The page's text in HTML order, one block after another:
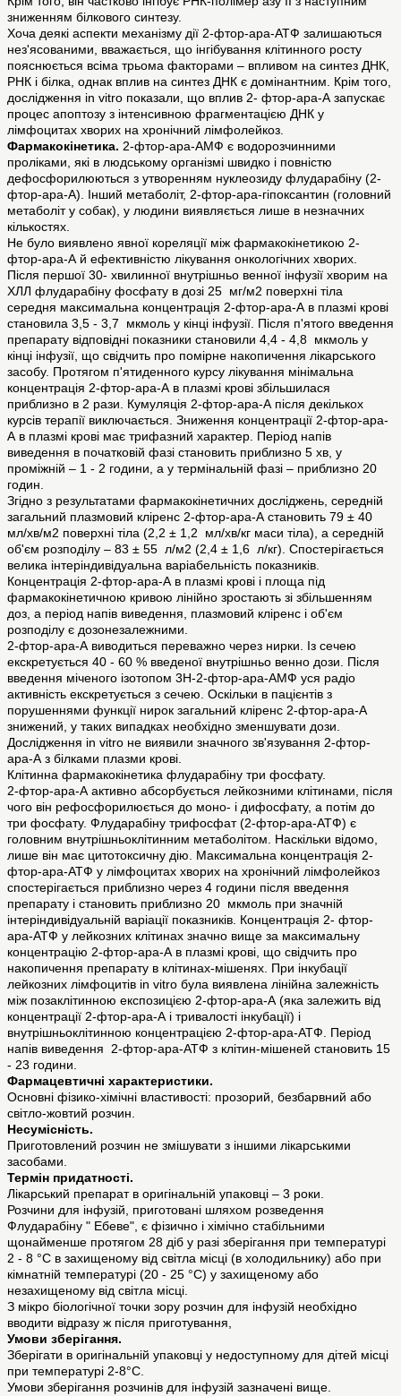
зниженням білкового синтезу.
Хоча деякі аспекти механізму дії 2-фтор-ара-АТФ залишаються
нез'ясованими, вважається, що інгібування клітинного росту
пояснюється всіма трьома факторами – впливом на синтез ДНК,
РНК і білка, однак вплив на синтез ДНК є домінантним. Крім того,
дослідження in vitro показали, що вплив 2‑ фтор-ара-А запускає
процес апоптозу з інтенсивною фрагментацією ДНК у
лімфоцитах хворих на хронічний лімфолейкоз.
Фармакокінетика. 2-фтор-ара-АМФ є водорозчинними
проліками, які в людському організмі швидко і повністю
дефосфорилюються з утворенням нуклеозиду флударабіну (2-
фтор-ара-А). Інший метаболіт, 2-фтор-ара-гіпоксантин (головний
метаболіт у собак), у людини виявляється лише в незначних
кількостях.
Не було виявлено явної кореляції між фармакокінетикою 2-
фтор-ара-А й ефективністю лікування онкологічних хворих.
Після першої 30‑ хвилинної внутрішньо венної інфузії хворим на
ХЛЛ флударабіну фосфату в дозі 25 мг/м2 поверхні тіла
середня максимальна концентрація 2-фтор-ара-А в плазмі крові
становила 3,5 - 3,7 мкмоль у кінці інфузії. Після п'ятого введення
препарату відповідні показники становили 4,4 - 4,8 мкмоль у
кінці інфузії, що свідчить про помірне накопичення лікарського
засобу. Протягом п'ятиденного курсу лікування мінімальна
концентрація 2-фтор-ара-А в плазмі крові збільшилася
приблизно в 2 рази. Кумуляція 2-фтор-ара-А після декількох
курсів терапії виключається. Зниження концентрації 2-фтор-ара-
А в плазмі крові має трифазний характер. Період напів
виведення в початковій фазі становить приблизно 5 хв, у
проміжній – 1 - 2 години, а у термінальній фазі – приблизно 20
годин.
Згідно з результатами фармакокінетичних досліджень, середній
загальний плазмовий кліренс 2-фтор-ара-А становить 79 ± 40
мл/хв/м2 поверхні тіла (2,2 ± 1,2 мл/хв/кг маси тіла), а середній
об'єм розподілу – 83 ± 55 л/м2 (2,4 ± 1,6 л/кг). Спостерігається
велика інтеріндивідуальна варіабельність показників.
Концентрація 2-фтор-ара-А в плазмі крові і площа під
фармакокінетичною кривою лінійно зростають зі збільшенням
доз, а період напів виведення, плазмовий кліренс і об'єм
розподілу є дозонезалежними.
2-фтор-ара-А виводиться переважно через нирки. Із сечею
екскретується 40 - 60 % введеної внутрішньо венно дози. Після
введення міченого ізотопом 3H-2-фтор-ара-АМФ уся радіо
активність екскретується з сечею. Оскільки в пацієнтів з
порушеннями функції нирок загальний кліренс 2-фтор-ара-А
знижений, у таких випадках необхідно зменшувати дози.
Дослідження in vitro не виявили значного зв'язування 2-фтор-
ара-А з білками плазми крові.
Клітинна фармакокінетика флударабіну три фосфату.
2-фтор-ара-А активно абсорбується лейкозними клітинами, після
чого він рефосфорилюється до моно- і дифосфату, а потім до
три фосфату. Флударабіну трифосфат (2-фтор-ара-АТФ) є
головним внутрішньоклітинним метаболітом. Наскільки відомо,
лише він має цитотоксичну дію. Максимальна концентрація 2-
фтор-ара-АТФ у лімфоцитах хворих на хронічний лімфолейкоз
спостерігається приблизно через 4 години після введення
препарату і становить приблизно 20 мкмоль при значній
інтеріндивідуальній варіації показників. Концентрація 2‑ фтор-
ара-АТФ у лейкозних клітинах значно вище за максимальну
концентрацію 2-фтор-ара-А в плазмі крові, що свідчить про
накопичення препарату в клітинах-мішенях. При інкубації
лейкозних лімфоцитів in vitro була виявлена лінійна залежність
між позаклітинною експозицією 2-фтор-ара-А (яка залежить від
концентрації 2-фтор-ара-А і тривалості інкубації) і
внутрішньоклітинною концентрацією 2-фтор-ара-АТФ. Період
напів виведення 2-фтор-ара-АТФ з клітин-мішеней становить 15
- 23 години.
Фармацевтичні характеристики.
Основні фізико-хімічні властивості: прозорий, безбарвний або
світло-жовтий розчин.
Несумісність.
Приготовлений розчин не змішувати з іншими лікарськими
засобами.
Термін придатності.
Лікарський препарат в оригінальній упаковці – 3 роки.
Розчини для інфузій, приготовані шляхом розведення
Флударабіну " Ебеве", є фізично і хімічно стабільними
щонайменше протягом 28 діб у разі зберігання при температурі
2 - 8 °C в захищеному від світла місці (в холодильнику) або при
кімнатній температурі (20 - 25 °C) у захищеному або
незахищеному від світла місці.
З мікро біологічної точки зору розчин для інфузій необхідно
вводити відразу ж після приготування,
Умови зберігання.
Зберігати в оригінальній упаковці у недоступному для дітей місці
при температурі 2-8°C.
Умови зберігання розчинів для інфузій зазначені вище.